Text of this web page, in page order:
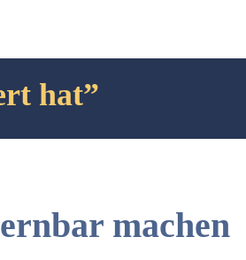
hat”
machen